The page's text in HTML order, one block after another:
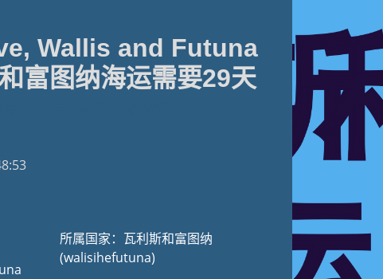
Wallis and Futuna
富图纳海运需要29天
所属国家：瓦利斯和富图纳
(walisihefutuna)